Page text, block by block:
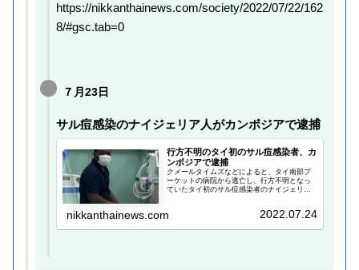
https://nikkanthainews.com/society/2022/07/22/162
8/#gsc.tab=0
７月23日
サル痘感染のナイジェリア人がカンボジアで逮捕
行方不明のタイ初のサル痘感染者、カ
ンボジアで逮捕
クメールタイムズなどによると、タイ南部プ
ーケットの病院から逃亡し、行方不明となっ
ていたタイ初のサル痘感染者のナイジェリア
nikkanthainews.com 2022.07.24